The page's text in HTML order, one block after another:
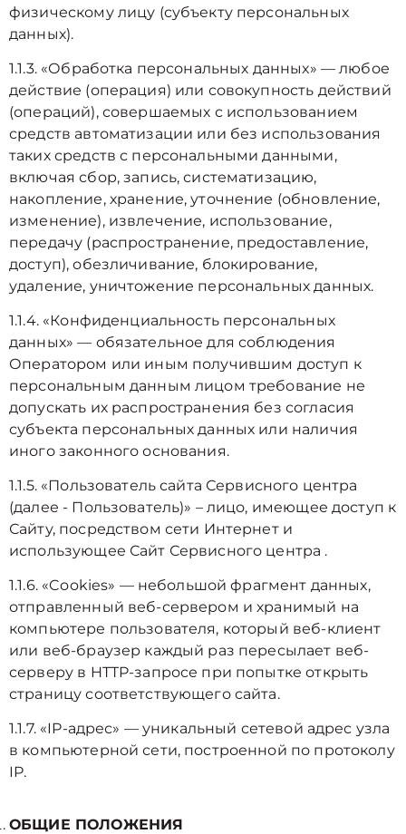
физическому лицу (субъекту персональных
данных).
1.1.3. «Обработка персональных данных» — любое
действие (операция) или совокупность действий
(операций), совершаемых с использованием
средств автоматизации или без использования
таких средств с персональными данными,
включая сбор, запись, систематизацию,
накопление, хранение, уточнение (обновление,
изменение), извлечение, использование,
передачу (распространение, предоставление,
доступ), обезличивание, блокирование,
удаление, уничтожение персональных данных.
1.1.4. «Конфиденциальность персональных
данных» — обязательное для соблюдения
Оператором или иным получившим доступ к
персональным данным лицом требование не
допускать их распространения без согласия
субъекта персональных данных или наличия
иного законного основания.
1.1.5. «Пользователь сайта Сервисного центра
(далее ‑ Пользователь)» – лицо, имеющее доступ к
Сайту, посредством сети Интернет и
использующее Сайт Сервисного центра .
1.1.6. «Cookies» — небольшой фрагмент данных,
отправленный веб-сервером и хранимый на
компьютере пользователя, который веб-клиент
или веб-браузер каждый раз пересылает веб-
серверу в HTTP-запросе при попытке открыть
страницу соответствующего сайта.
1.1.7. «IP-адрес» — уникальный сетевой адрес узла
в компьютерной сети, построенной по протоколу
IP.
ОБЩИЕ ПОЛОЖЕНИЯ